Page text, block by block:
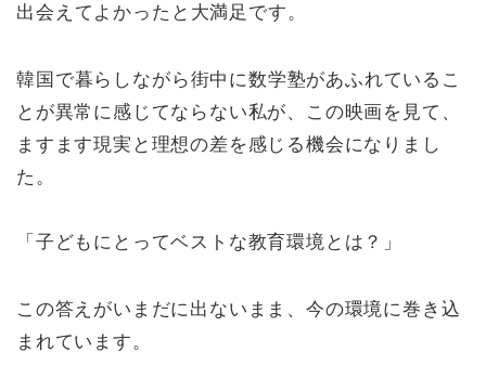
出会えてよかったと大満足です。
韓国で暮らしながら街中に数学塾があふれているこ
とが異常に感じてならない私が、この映画を見て、
ますます現実と理想の差を感じる機会になりまし
た。
「子どもにとってベストな教育環境とは？」
この答えがいまだに出ないまま、今の環境に巻き込
まれています。